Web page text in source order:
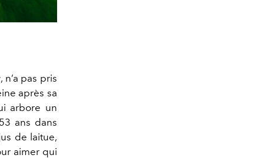
, n’a pas pris
après sa
arbore un
ans dans
de laitue,
aimer qui